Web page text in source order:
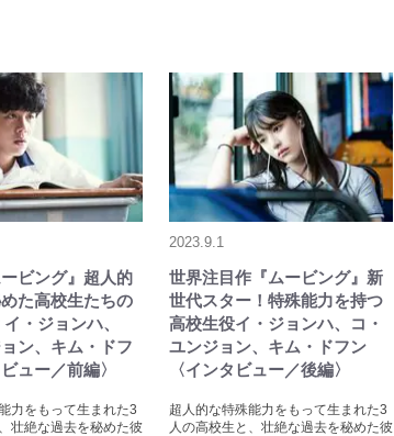
ビング』超人的
た高校生たちの
・ジョンハ、
ン、キム・ドフ
ュー／前編〉
力をもって生まれた3
壮絶な過去を秘めた彼
2023.9.1
世界注目作『ムービング』新
世代スター！特殊能力を持つ
高校生役イ・ジョンハ、コ・
ユンジョン、キム・ドフン
〈インタビュー／後編〉
超人的な特殊能力をもって生まれた3
人の高校生と、壮絶な過去を秘めた彼